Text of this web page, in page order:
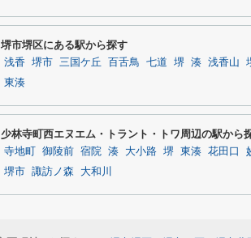
堺市堺区にある駅から探す
浅香 堺市 三国ケ丘 百舌鳥 七道 堺 湊 浅香山
東湊
少林寺町西エヌエム・トラント・トワ周辺の駅から
寺地町 御陵前 宿院 湊 大小路 堺 東湊 花田口
堺市 諏訪ノ森 大和川